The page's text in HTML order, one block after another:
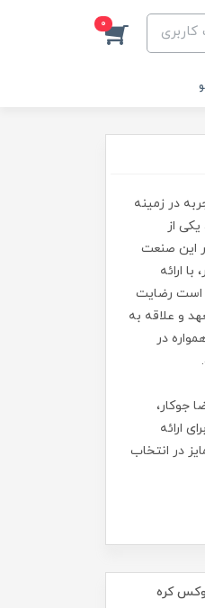
0
بیش از ۲۳ سال تجربه در زمینه
از
این صنعت
ارائه
است رضایت
و علاقه به
در
جوکار،
ارائه
در انتخاب
کره